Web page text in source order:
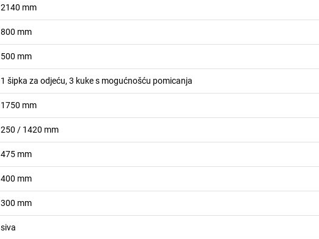
2140 mm
800 mm
500 mm
1 šipka za odjeću, 3 kuke s mogućnošću pomicanja
1750 mm
250 / 1420 mm
475 mm
400 mm
300 mm
siva